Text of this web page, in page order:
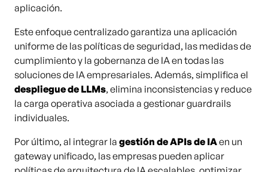
aplicación.
Este enfoque centralizado garantiza una aplicación
uniforme de las políticas de seguridad, las medidas de
cumplimiento y la gobernanza de IA en todas las
soluciones de IA empresariales. Además, simplifica el
despliegue de LLMs, elimina inconsistencias y reduce
la carga operativa asociada a gestionar guardrails
individuales.
Por último, al integrar la gestión de APIs de IAen un
gateway unificado, las empresas pueden aplicar